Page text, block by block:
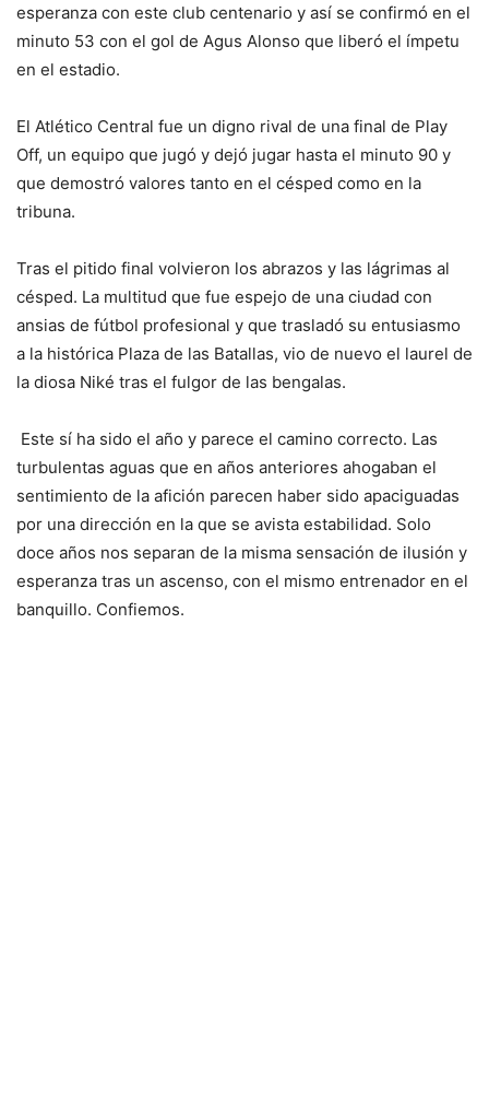
esperanza con este club centenario y así se confirmó en el
minuto 53 con el gol de Agus Alonso que liberó el ímpetu
en el estadio.
El Atlético Central fue un digno rival de una final de Play
Off, un equipo que jugó y dejó jugar hasta el minuto 90 y
que demostró valores tanto en el césped como en la
tribuna.
Tras el pitido final volvieron los abrazos y las lágrimas al
césped. La multitud que fue espejo de una ciudad con
ansias de fútbol profesional y que trasladó su entusiasmo
a la histórica Plaza de las Batallas, vio de nuevo el laurel de
la diosa Niké tras el fulgor de las bengalas.
Este sí ha sido el año y parece el camino correcto. Las
turbulentas aguas que en años anteriores ahogaban el
sentimiento de la afición parecen haber sido apaciguadas
por una dirección en la que se avista estabilidad. Solo
doce años nos separan de la misma sensación de ilusión y
esperanza tras un ascenso, con el mismo entrenador en el
banquillo. Confiemos.